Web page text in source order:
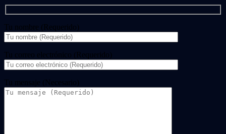
Tu nombre (Requerido)
Tu correo electrónico (Requerido)
Tu mensaje (Necesario)